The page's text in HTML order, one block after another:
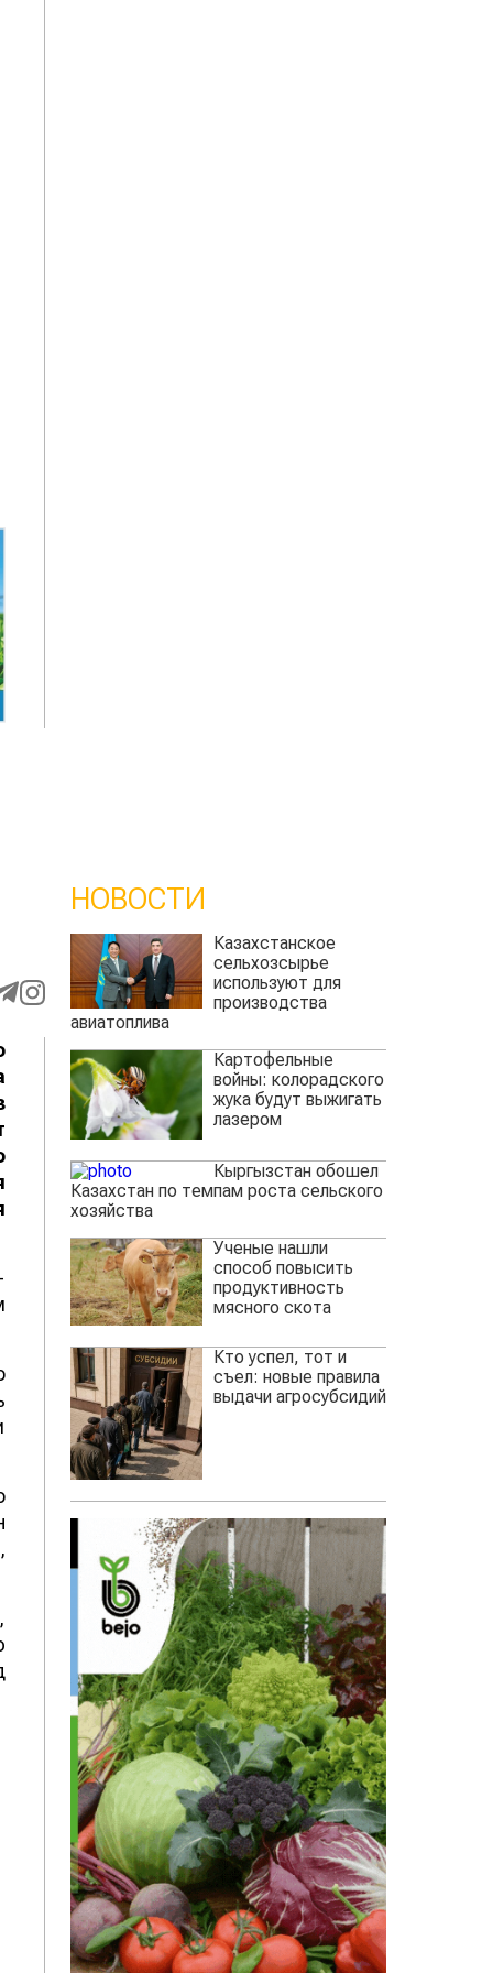
НОВОСТИ
Казахстанское
сельхозсырье
используют для
производства
авиатоплива
Картофельные
войны: колорадского
жука будут выжигать
лазером
Кыргызстан обошел
Казахстан по темпам роста сельского
хозяйства
Ученые нашли
способ повысить
продуктивность
мясного скота
Кто успел, тот и
съел: новые правила
выдачи агросубсидий